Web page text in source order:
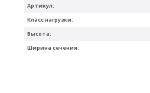
Артикул:
Ширина сечения:
Высота:
Класс нагрузки: